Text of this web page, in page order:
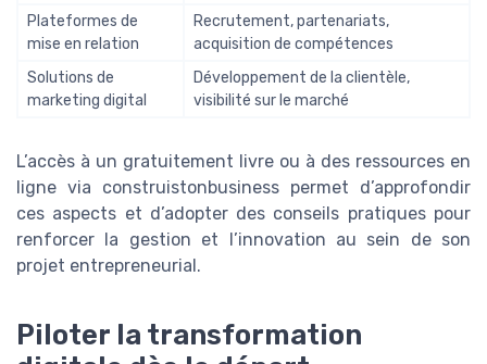
Plateformes de
mise en relation
Recrutement, partenariats,
acquisition de compétences
Solutions de
marketing digital
Développement de la clientèle,
visibilité sur le marché
L’accès à un gratuitement livre ou à des ressources en
ligne via construistonbusiness permet d’approfondir
ces aspects et d’adopter des conseils pratiques pour
renforcer la gestion et l’innovation au sein de son
projet entrepreneurial.
Piloter la transformation